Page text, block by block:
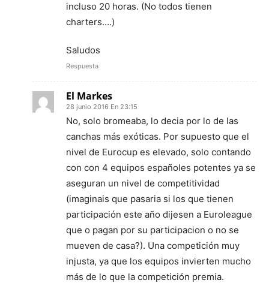
incluso 20 horas. (No todos tienen
charters….)
Saludos
Respuesta
El Markes
28 junio 2016 En 23:15
No, solo bromeaba, lo decia por lo de las
canchas más exóticas. Por supuesto que el
nivel de Eurocup es elevado, solo contando
con con 4 equipos españoles potentes ya se
aseguran un nivel de competitividad
(imaginais que pasaria si los que tienen
participación este año dijesen a Euroleague
que o pagan por su participacion o no se
mueven de casa?). Una competición muy
injusta, ya que los equipos invierten mucho
más de lo que la competición premia.